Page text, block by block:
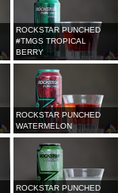
ROCKSTAR PUNCHED
#TMGS TROPICAL
BERRY
ROCKSTAR PUNCHED
WATERMELON
ROCKSTAR PUNCHED